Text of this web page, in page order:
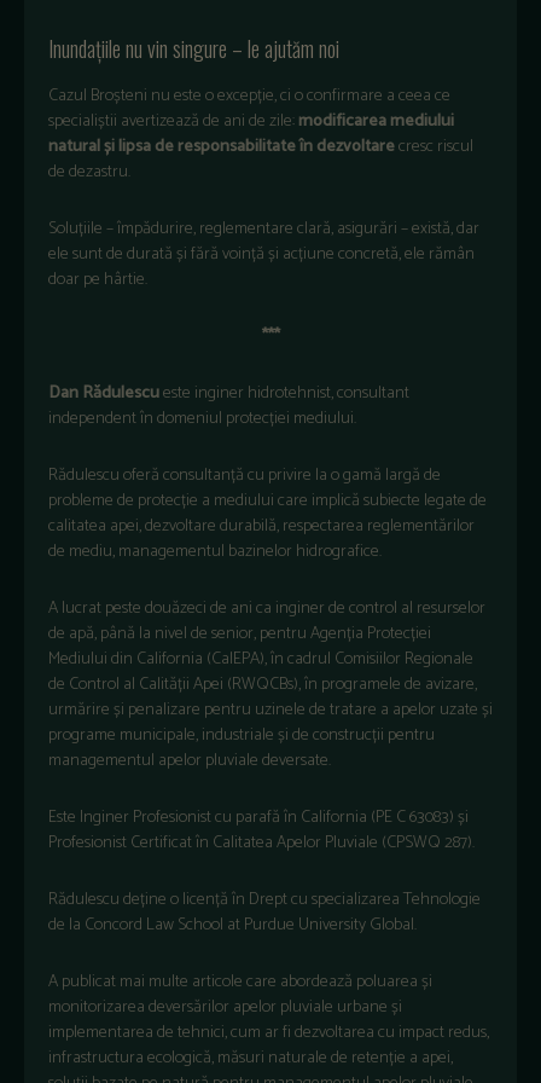
Inundațiile nu vin singure – le ajutăm noi
Cazul Broșteni nu este o excepție, ci o confirmare a ceea ce
specialiștii avertizează de ani de zile:modificarea mediului
natural și lipsa de responsabilitate în dezvoltarecresc riscul
de dezastru.
Soluțiile – împădurire, reglementare clară, asigurări – există, dar
ele sunt de durată și fără voință și acțiune concretă, ele rămân
doar pe hârtie.
***
Dan Rădulescueste inginer hidrotehnist, consultant
independent în domeniul protecției mediului.
Rădulescu oferă consultanță cu privire la o gamă largă de
probleme de protecție a mediului care implică subiecte legate de
calitatea apei, dezvoltare durabilă, respectarea reglementărilor
de mediu, managementul bazinelor hidrografice.
A lucrat peste douăzeci de ani ca inginer de control al resurselor
de apă, până la nivel de senior, pentru Agenția Protecției
Mediului din California (CalEPA), în cadrul Comisiilor Regionale
de Control al Calității Apei (RWQCBs), în programele de avizare,
urmărire și penalizare pentru uzinele de tratare a apelor uzate și
programe municipale, industriale și de construcții pentru
managementul apelor pluviale deversate.
Este Inginer Profesionist cu parafă în California (PE C 63083) și
Profesionist Certificat în Calitatea Apelor Pluviale (CPSWQ 287).
Rădulescu deține o licență în Drept cu specializarea Tehnologie
de la Concord Law School at Purdue University Global.
A publicat mai multe articole care abordează poluarea și
monitorizarea deversărilor apelor pluviale urbane și
implementarea de tehnici, cum ar fi dezvoltarea cu impact redus,
infrastructura ecologică, măsuri naturale de retenție a apei,